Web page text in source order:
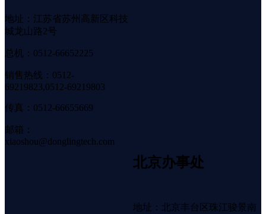
地址：江苏省苏州高新区科技
城龙山路2号
总机：0512-66652225
销售热线：0512-
69219823,0512-69219803
传真：0512-66655669
邮箱：
xiaoshou@donglingtech.com
北京办事处
地址：北京丰台区珠江骏景南